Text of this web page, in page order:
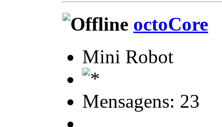
octoCore
Mini Robot
Mensagens: 23